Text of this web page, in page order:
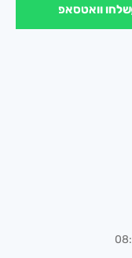
שלחו וואטסאפ